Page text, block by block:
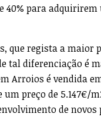
40% para
que regista a maior
tal diferenciação
Arroios é vendida
um preço de 5.147€/
de